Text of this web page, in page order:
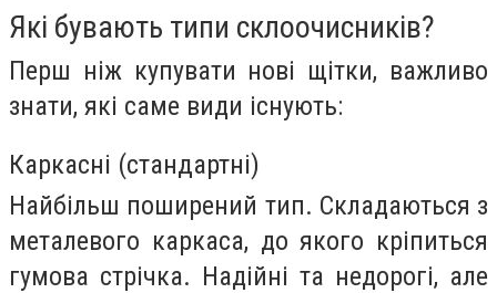
Які бувають типи склоочисників?
Перш ніж купувати нові щітки, важливо
знати, які саме види існують:
Каркасні (стандартні)
Найбільш поширений тип. Складаються з
металевого каркаса, до якого кріпиться
гумова стрічка. Надійні та недорогі, але